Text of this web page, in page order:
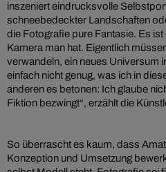
inszeniert eindrucksvolle
schneebedeckter Landschaften
die Fotografie pure Fantasie. Es
Kamera man hat. Eigentlich
verwandeln, ein neues Universum
einfach nicht genug, was ich in
anderen es betonen: Ich glaube
Fiktion bezwingt“, erzählt die
So überrascht es kaum, dass
Konzeption und Umsetzung